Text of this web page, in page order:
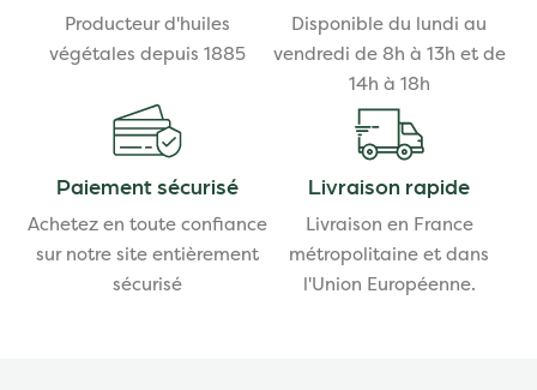
Producteur d'huiles
végétales depuis 1885
Disponible du lundi au
vendredi de 8h à 13h et de
14h à 18h
Paiement sécurisé
Achetez en toute confiance
sur notre site entièrement
sécurisé
Livraison rapide
Livraison en France
métropolitaine et dans
l'Union Européenne.